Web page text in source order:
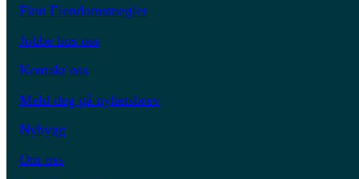
Finn Eiendomsmegler
Jobbe hos oss
Kontakt oss
Meld deg på nyhetsbrev
Nybygg
Om oss